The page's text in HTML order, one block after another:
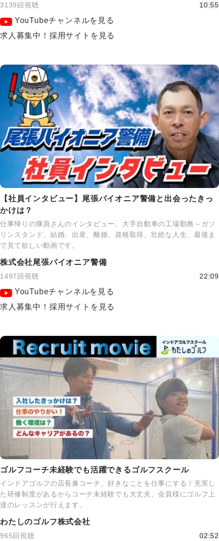
3139回視聴 10:55
YouTubeチャンネルを見る
求人募集中！採用サイトを見る
【社員インタビュー】尾張パイオニア警備と出会ったきっ
かけは？
仕事帰りの隊員さんのインタビュー。大手自動車の工場勤務～ガソ
リンスタンド、結婚、出産、離婚、資格取得、壮絶な人生、最後ま
で見て欲しい動画です。
株式会社尾張パイオニア警備
1497回視聴 22:09
YouTubeチャンネルを見る
求人募集中！採用サイトを見る
ゴルフコーチ未経験でも活躍できるゴルフスクール
インドアゴルフの店長兼コーチ。好きなことを仕事にする！充実し
た研修制度があるからコーチ未経験でも大丈夫。会員様にゴルフ上
達のレッスンが行えます。
わたしのゴルフ株式会社
965回視聴 02:52